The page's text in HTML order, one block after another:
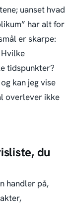
uanset hvad
har alt for
er skarpe:
tidspunkter?
kan jeg vise
overlever ikke
du
handler på,